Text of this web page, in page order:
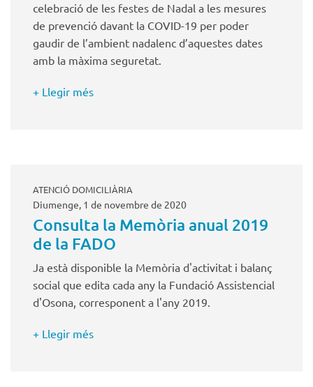
celebració de les festes de Nadal a les mesures
de prevenció davant la COVID-19 per poder
gaudir de l’ambient nadalenc d’aquestes dates
amb la màxima seguretat.
+ Llegir més
ATENCIÓ DOMICILIÀRIA
Diumenge, 1 de novembre de 2020
Consulta la Memòria anual 2019
de la FADO
Ja està disponible la Memòria d'activitat i balanç
social que edita cada any la Fundació Assistencial
d'Osona, corresponent a l'any 2019.
+ Llegir més